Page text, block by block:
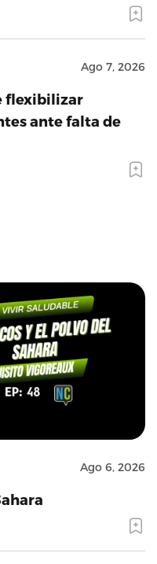
Ago 7, 2026
flexibilizar
ante falta de
Ago 6, 2026